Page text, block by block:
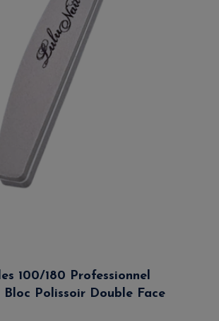
100/180 Professionnel
Polissoir Double Face